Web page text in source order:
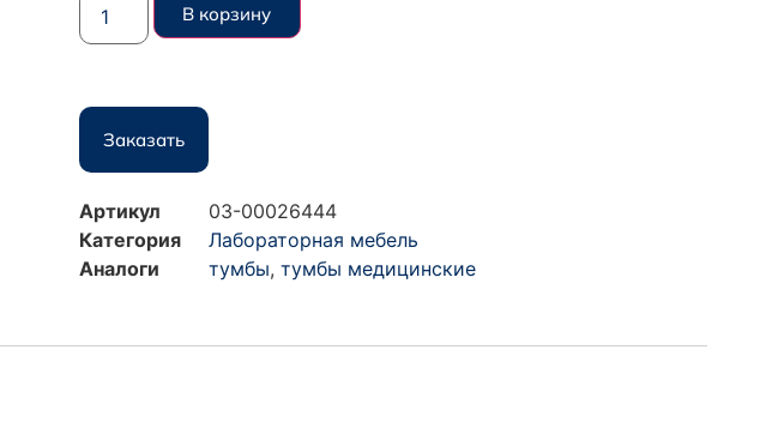
В корзину
Заказать
Артикул
03-00026444
Категория
Лабораторная мебель
Аналоги
тумбы, тумбы медицинские